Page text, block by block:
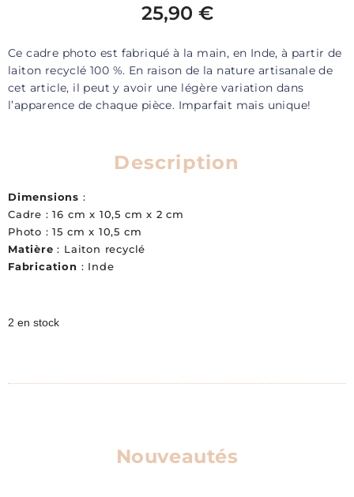
25,90 €
Ce cadre photo est fabriqué à la main, en Inde, à partir de
laiton recyclé 100 %. En raison de la nature artisanale de
cet article, il peut y avoir une légère variation dans
l’apparence de chaque pièce. Imparfait mais unique!
Description
Dimensions :
Cadre : 16 cm x 10,5 cm x 2 cm
Photo : 15 cm x 10,5 cm
Matière : Laiton recyclé
Fabrication : Inde
2 en stock
Nouveautés